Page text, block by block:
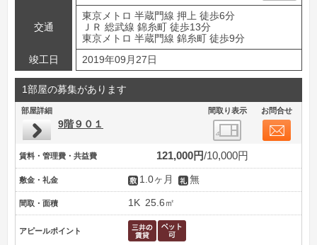
交通
東京メトロ 半蔵門線 押上 徒歩6分
ＪＲ 総武線 錦糸町 徒歩13分
東京メトロ 半蔵門線 錦糸町 徒歩9分
竣工日
2019年09月27日
1部屋の募集があります
部屋詳細 間取り表示 お問合せ
9階９０１
賃料・管理費・共益費 121,000円 10,000円
敷金・礼金 1.0ヶ月 無
間取・面積 1K 25.6㎡
アピールポイント